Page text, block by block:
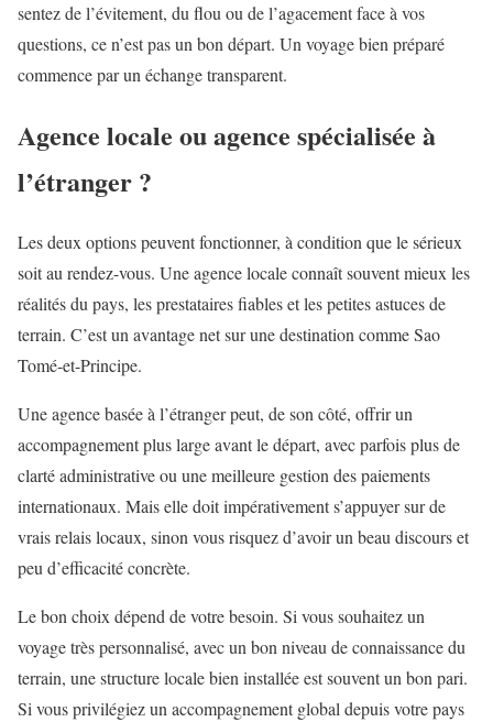
sentez de l’évitement, du flou ou de l’agacement face à vos
questions, ce n’est pas un bon départ. Un voyage bien préparé
commence par un échange transparent.
Agence locale ou agence spécialisée à
l’étranger ?
Les deux options peuvent fonctionner, à condition que le sérieux
soit au rendez-vous. Une agence locale connaît souvent mieux les
réalités du pays, les prestataires fiables et les petites astuces de
terrain. C’est un avantage net sur une destination comme Sao
Tomé-et-Principe.
Une agence basée à l’étranger peut, de son côté, offrir un
accompagnement plus large avant le départ, avec parfois plus de
clarté administrative ou une meilleure gestion des paiements
internationaux. Mais elle doit impérativement s’appuyer sur de
vrais relais locaux, sinon vous risquez d’avoir un beau discours et
peu d’efficacité concrète.
Le bon choix dépend de votre besoin. Si vous souhaitez un
voyage très personnalisé, avec un bon niveau de connaissance du
terrain, une structure locale bien installée est souvent un bon pari.
Si vous privilégiez un accompagnement global depuis votre pays